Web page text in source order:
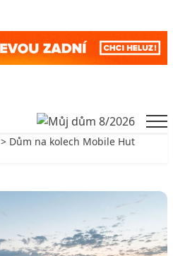
> Dům na kolech Mobile Hut